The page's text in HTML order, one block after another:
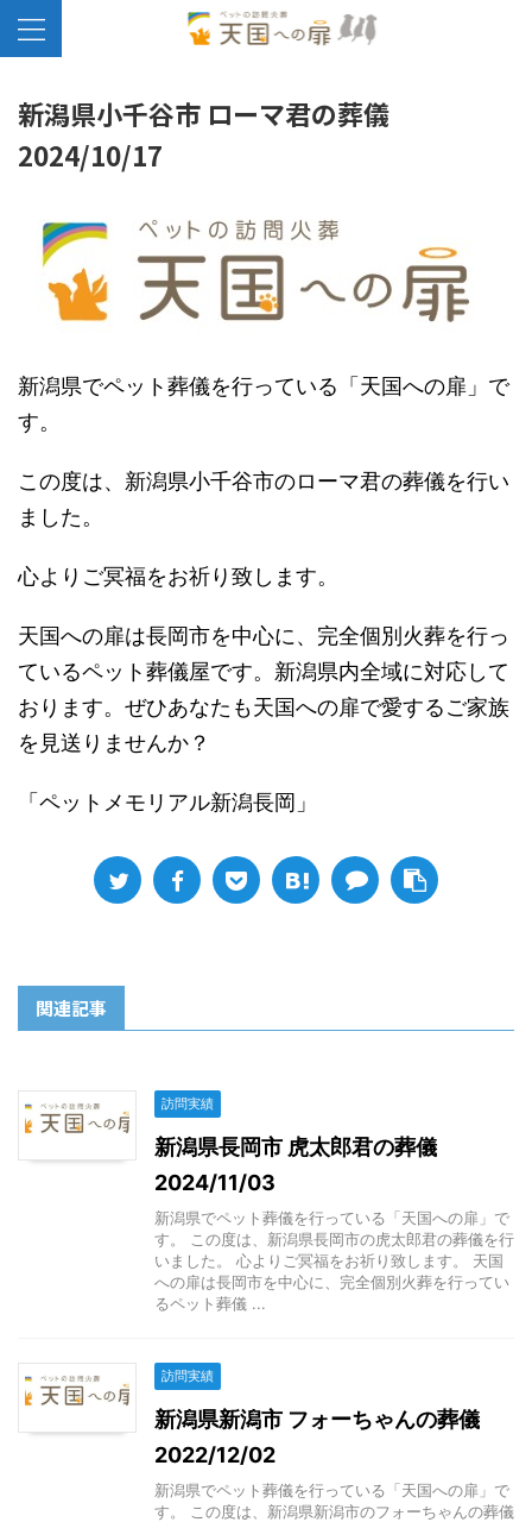
新潟県小千谷市 ローマ君の葬儀
2024/10/17
新潟県でペット葬儀を行っている「天国への扉」で
す。
この度は、新潟県小千谷市のローマ君の葬儀を行い
ました。
心よりご冥福をお祈り致します。
天国への扉は長岡市を中心に、完全個別火葬を行っ
ているペット葬儀屋です。新潟県内全域に対応して
おります。ぜひあなたも天国への扉で愛するご家族
を見送りませんか？
「ペットメモリアル新潟長岡」
関連記事
訪問実績
新潟県長岡市 虎太郎君の葬儀
2024/11/03
新潟県でペット葬儀を行っている「天国への扉」で
す。 この度は、新潟県長岡市の虎太郎君の葬儀を行
いました。 心よりご冥福をお祈り致します。 天国
への扉は長岡市を中心に、完全個別火葬を行ってい
るペット葬儀 ...
訪問実績
新潟県新潟市 フォーちゃんの葬儀
2022/12/02
新潟県でペット葬儀を行っている「天国への扉」で
す。 この度は、新潟県新潟市のフォーちゃんの葬儀